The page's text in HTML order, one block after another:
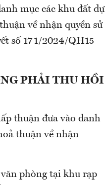
mục các khu đất dự
về nhận quyền sử
số 171/2024/QH15
PHẢI THU HỒI
thuận đưa vào danh
thuận về nhận
phòng tại khu rạp